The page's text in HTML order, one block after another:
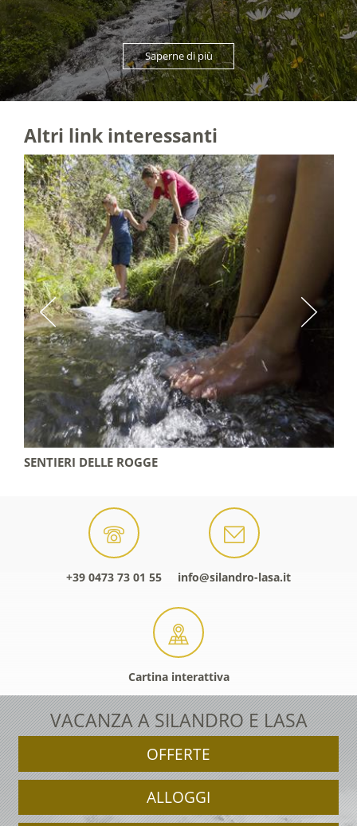
Saperne di più
Altri link interessanti
DELLE ROGGE
+39 0473 73 01 55 info@silandro-lasa.it
Cartina interattiva
VACANZA A SILANDRO E LASA
OFFERTE
ALLOGGI